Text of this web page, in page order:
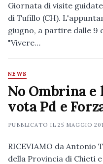
Giornata di visite
di Tufillo (CH).
giugno, a partire dalle 9
"Vivere…
NEWS
No Ombrina
vota Pd e
PUBBLICATO IL25 MAGGIO
RICEVIAMO da Antonio
della Provincia di Chieti